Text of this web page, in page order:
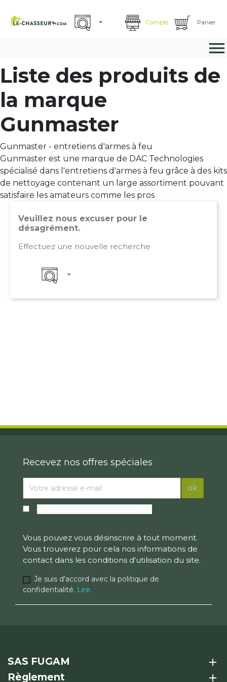
Compte Panier

Liste des produits de
la marque
Gunmaster
Gunmaster - entretiens d'armes à feu
Gunmaster est une marque de DAC Technologies
spécialisé dans l'entretiens d'armes à feu grâce à des kits
de nettoyage contenant un large assortiment pouvant
satisfaire les amateurs comme les pros
Veuillez nous excuser pour le
désagrément.
Effectuez une nouvelle recherche
Recevez nos offres spéciales
Vous pouvez vous désinscrire à tout moment.
Vous trouverez pour cela nos informations de
contact dans les conditions d'utilisation du site.
Je suis d'accord avec la politique de
confidentialité. Lire.
SAS FUGAM
add
Règlement
add